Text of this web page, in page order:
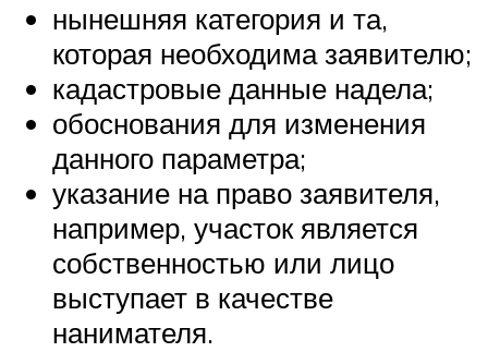
нынешняя категория и та,
которая необходима заявителю;
кадастровые данные надела;
обоснования для изменения
данного параметра;
указание на право заявителя,
например, участок является
собственностью или лицо
выступает в качестве
нанимателя.